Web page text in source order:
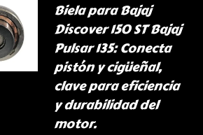
Biela para Bajaj
Discover 150 ST Bajaj
Pulsar 135: Conecta
pistón y cigüeñal,
clave para eficiencia
y durabilidad del
motor.